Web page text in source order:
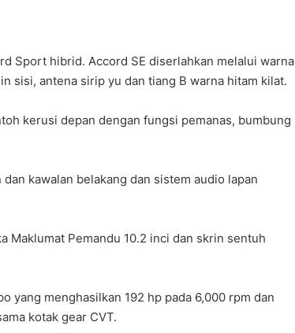
Sport hibrid. Accord SE diserlahkan melalui warna
sisi, antena sirip yu dan tiang B warna hitam kilat.
kerusi depan dengan fungsi pemanas, bumbung
kawalan belakang dan sistem audio lapan
Maklumat Pemandu 10.2 inci dan skrin sentuh
yang menghasilkan 192 hp pada 6,000 rpm dan
kotak gear CVT.